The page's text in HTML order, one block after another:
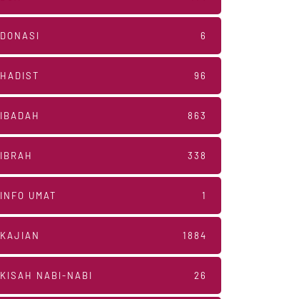
DONASI 6
HADIST 96
IBADAH 863
IBRAH 338
INFO UMAT 1
KAJIAN 1884
KISAH NABI-NABI 26